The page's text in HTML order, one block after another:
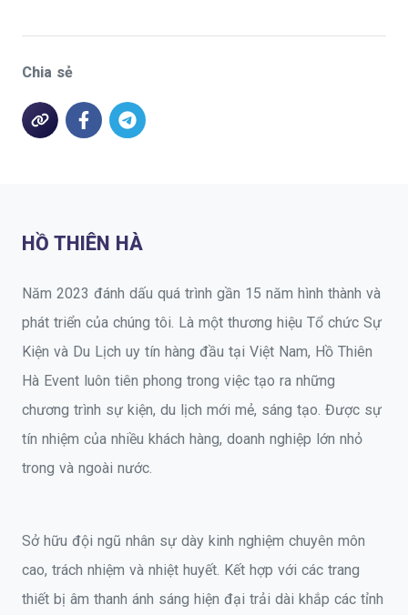
Chia sẻ
HỒ THIÊN HÀ
Năm 2023 đánh dấu quá trình gần 15 năm hình thành và
phát triển của chúng tôi. Là một thương hiệu Tổ chức Sự
Kiện và Du Lịch uy tín hàng đầu tại Việt Nam, Hồ Thiên
Hà Event luôn tiên phong trong việc tạo ra những
chương trình sự kiện, du lịch mới mẻ, sáng tạo. Được sự
tín nhiệm của nhiều khách hàng, doanh nghiệp lớn nhỏ
trong và ngoài nước.
Sở hữu đội ngũ nhân sự dày kinh nghiệm chuyên môn
cao, trách nhiệm và nhiệt huyết. Kết hợp với các trang
thiết bị âm thanh ánh sáng hiện đại trải dài khắp các tỉnh